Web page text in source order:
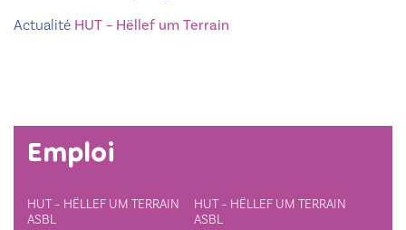
Actualité HUT – Hëllef um Terrain
Emploi
HUT – HËLLEF UM TERRAIN
ASBL
HUT – HËLLEF UM TERRAIN
ASBL